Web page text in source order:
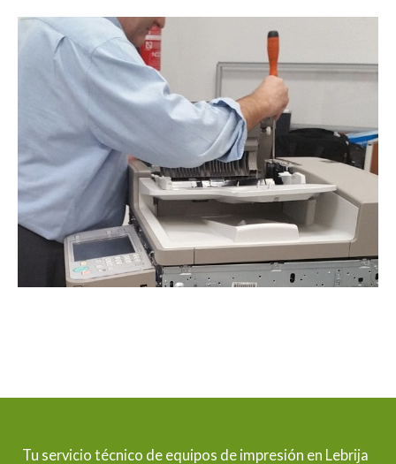
Tu servicio técnico de equipos de impresión en Lebrija